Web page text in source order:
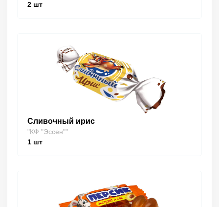
2 шт
Сливочный ирис
"КФ "Эссен""
1 шт